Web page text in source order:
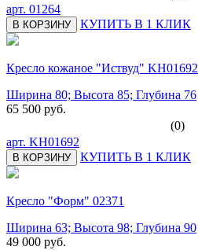
арт. 01264
В КОРЗИНУ КУПИТЬ В 1 КЛИК
Кресло кожаное "Иствуд" KH01692
Ширина 80; Высота 85; Глубина 76
65 500 руб.
(0)
арт. KH01692
В КОРЗИНУ КУПИТЬ В 1 КЛИК
Кресло "Форм" 02371
Ширина 63; Высота 98; Глубина 90
49 000 руб.